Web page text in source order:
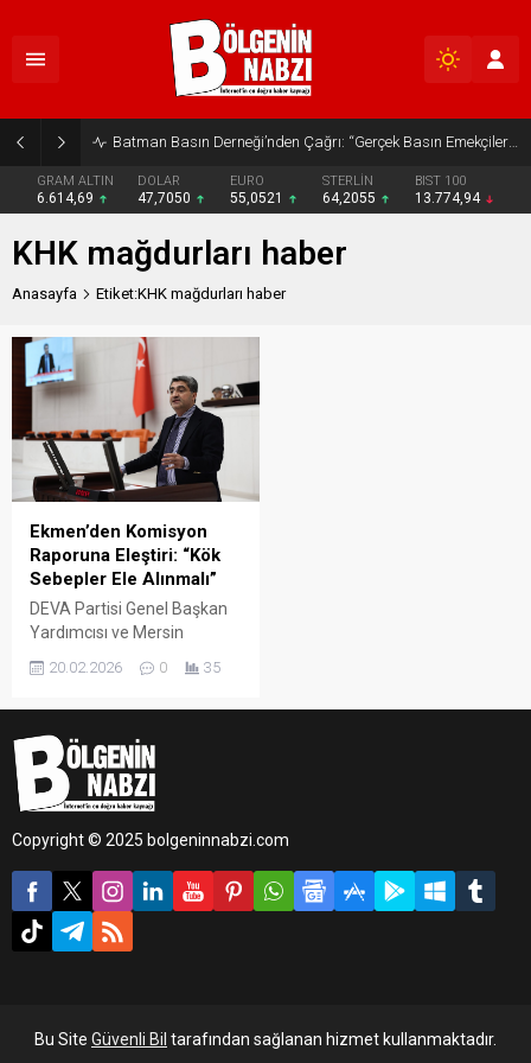
Batman Basın Derneği’nden Çağrı: “Gerçek Basın Emekçileri Desteklenmeli”
GRAM ALTIN
6.614,69
DOLAR
47,7050
EURO
55,0521
STERLİN
64,2055
BIST 100
13.774,94
KHK mağdurları haber
Anasayfa Etiket:KHK mağdurları haber
Ekmen’den Komisyon
Raporuna Eleştiri: “Kök
Sebepler Ele Alınmalı”
DEVA Partisi Genel Başkan
Yardımcısı ve Mersin
Ekmen, Millî Dayanışma,
raporunu değerlendirdi.
Ekmen, kök sebeplere
inmeyen bir sürecin kalıcı
dikkat çekti.
20.02.2026 0 35
Copyright © 2025 bolgeninnabzi.com
Bu Site Güvenli Bil tarafından sağlanan hizmet kullanmaktadır.